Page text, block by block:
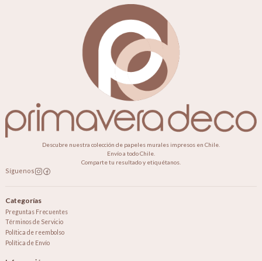
Descubre nuestra colección de papeles murales impresos en Chile.
Envío a todo Chile.
Comparte tu resultado y etiquétanos.
Síguenos
Categorías
Preguntas Frecuentes
Términos de Servicio
Política de reembolso
Política de Envío